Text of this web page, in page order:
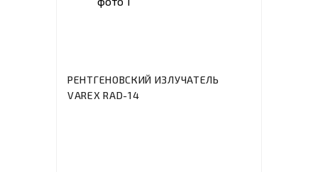
РЕНТГЕНОВСКИЙ ИЗЛУЧАТЕЛЬ
VAREX RAD-14